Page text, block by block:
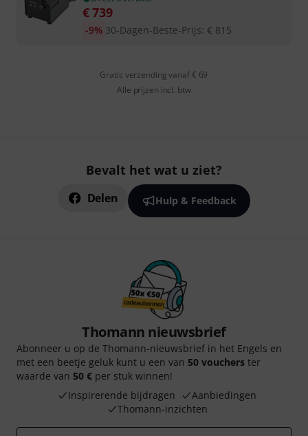
€739
30-Dagen-Beste-Prijs: € 815
-9%
Gratis verzending vanaf € 69
Alle prijzen incl. btw
Bevalt het wat u ziet?
Delen Hulp & Feedback
Thomann nieuwsbrief
Abonneer u op de Thomann-nieuwsbrief in het Engels en
met een beetje geluk kunt u een van 50 vouchers ter
waarde van 50 € per stuk winnen!
Inspirerende bijdragen
Aanbiedingen
Thomann-inzichten